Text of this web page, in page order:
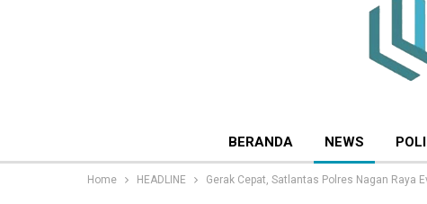
BERANDA NEWS
Home HEADLINE Gerak Cepat, Satlantas Polres Nagan Raya